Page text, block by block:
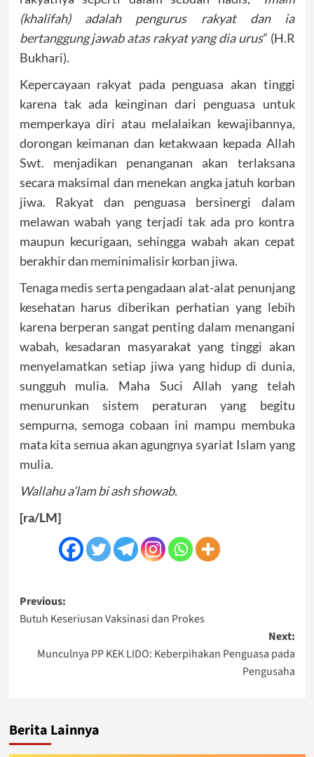
(khalifah) adalah pengurus rakyat dan ia
bertanggung jawab atas rakyat yang dia urus” (H.R
Bukhari).
Kepercayaan rakyat pada penguasa akan tinggi
karena tak ada keinginan dari penguasa untuk
memperkaya diri atau melalaikan kewajibannya,
dorongan keimanan dan ketakwaan kepada Allah
Swt. menjadikan penanganan akan terlaksana
secara maksimal dan menekan angka jatuh korban
jiwa. Rakyat dan penguasa bersinergi dalam
melawan wabah yang terjadi tak ada pro kontra
maupun kecurigaan, sehingga wabah akan cepat
berakhir dan meminimalisir korban jiwa.
Tenaga medis serta pengadaan alat-alat penunjang
kesehatan harus diberikan perhatian yang lebih
karena berperan sangat penting dalam menangani
wabah, kesadaran masyarakat yang tinggi akan
menyelamatkan setiap jiwa yang hidup di dunia,
sungguh mulia. Maha Suci Allah yang telah
menurunkan sistem peraturan yang begitu
sempurna, semoga cobaan ini mampu membuka
mata kita semua akan agungnya syariat Islam yang
mulia.
Wallahu a’lam bi ash showab.
[ra/LM]
Post
navigation
Previous:
Butuh Keseriusan Vaksinasi dan Prokes
Next:
Munculnya PP KEK LIDO: Keberpihakan Penguasa pada
Pengusaha
Berita Lainnya